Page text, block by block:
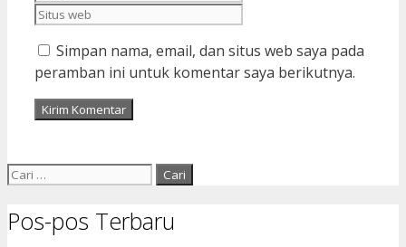
Simpan nama, email, dan situs web saya pada
peramban ini untuk komentar saya berikutnya.
Cari
Pos-pos Terbaru